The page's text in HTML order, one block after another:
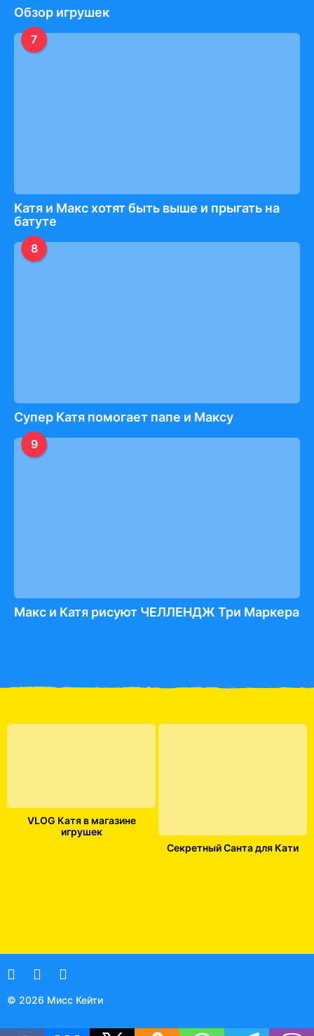
Обзор игрушек
7
Катя и Макс хотят быть выше и прыгать на
батуте
8
Супер Катя помогает папе и Максу
9
Макс и Катя рисуют ЧЕЛЛЕНДЖ Три Маркера
VLOG Катя в магазине
игрушек
Секретный Санта для Кати
© 2026 Мисс Кейти